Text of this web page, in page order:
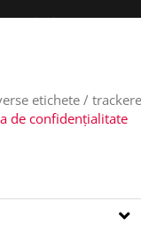
plasate pe site va
CATALOAGE
etichete /
de confidențialitate